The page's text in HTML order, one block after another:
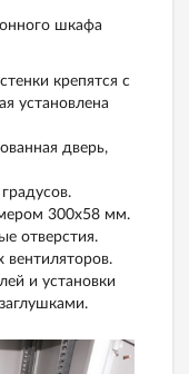
шкафа
крепятся с
установлена
дверь,
300х58 мм.
отверстия.
вентиляторов.
и установки